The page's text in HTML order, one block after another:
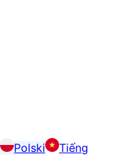
Polski
Tiếng